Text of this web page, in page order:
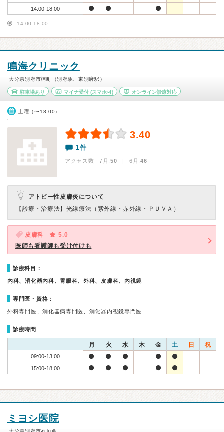
14:00-18:00
14:00-18:00
鳴海クリニック
大分県別府市楠町（別府駅、東別府駅）
駐車場あり マイナ受付(スマホ可) オンライン診療対応
土曜（〜18:00）
3.40
1件
アクセス数 7月:50 | 6月:46
アトピー性皮膚炎について
【診療・治療法】 光線療法（紫外線・赤外線・ＰＵＶＡ）
皮膚科
5.0
医師も看護師も受け付けも
診療科目：
内科、消化器内科、胃腸科、外科、皮膚科、内視鏡
専門医・資格：
外科専門医、消化器病専門医、消化器内視鏡専門医
診療時間
月 火 水 木 金 土 日 祝
09:00-13:00
15:00-18:00
ミヨシ医院